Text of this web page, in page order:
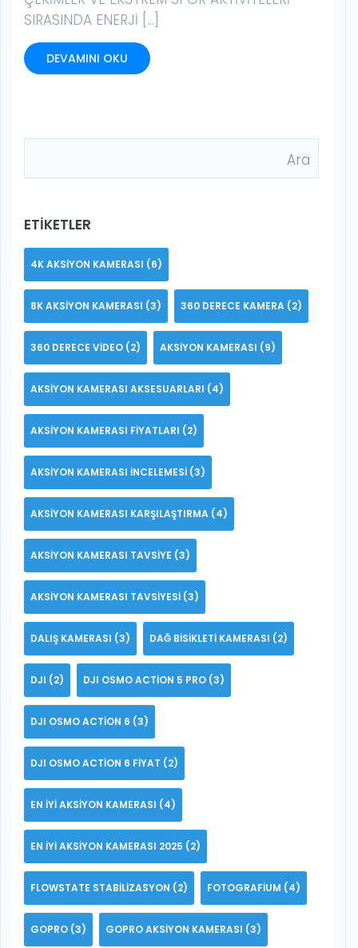
SIRASINDA ENERJI […]
DEVAMINI OKU
ETIKETLER
4K AKSIYON KAMERASI (6)
8K AKSIYON KAMERASI (3) 360 DERECE KAMERA (2)
360 DERECE VIDEO (2) AKSIYON KAMERASI (9)
AKSIYON KAMERASI AKSESUARLARI (4)
AKSIYON KAMERASI FIYATLARI (2)
AKSIYON KAMERASI INCELEMESI (3)
AKSIYON KAMERASI KARŞILAŞTIRMA (4)
AKSIYON KAMERASI TAVSIYE (3)
AKSIYON KAMERASI TAVSIYESI (3)
DALIŞ KAMERASI (3) DAĞ BISIKLETI KAMERASI (2)
DJI (2) DJI OSMO ACTION 5 PRO (3)
DJI OSMO ACTION 6 (3)
DJI OSMO ACTION 6 FIYAT (2)
EN IYI AKSIYON KAMERASI (4)
EN IYI AKSIYON KAMERASI 2025 (2)
FLOWSTATE STABILIZASYON (2) FOTOGRAFIUM (4)
GOPRO (3) GOPRO AKSIYON KAMERASI (3)